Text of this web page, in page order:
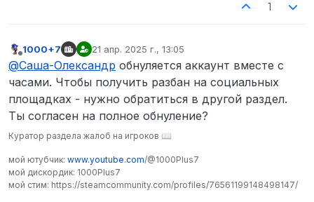
1
Не в сети
1000+7 21 апр. 2025 г., 13:05
отредактировано
@Саша-Олександр обнуляется аккаунт вместе с
часами. Чтобы получить разбан на социальных
площадках - нужно обратиться в другой раздел.
Ты согласен на полное обнуление?
Куратор раздела жалоб на игроков 📖
мой ютубчик: www.youtube.com/@1000Plus7
мой дискордик: 1000Plus7
мой стим: https://steamcommunity.com/profiles/76561199148498147/